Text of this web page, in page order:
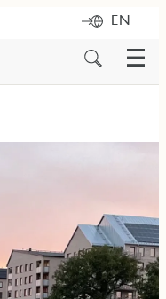
EN
Sök
innehåll
Meny